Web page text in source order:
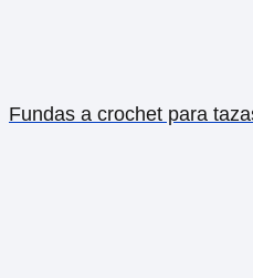
Fundas a crochet para